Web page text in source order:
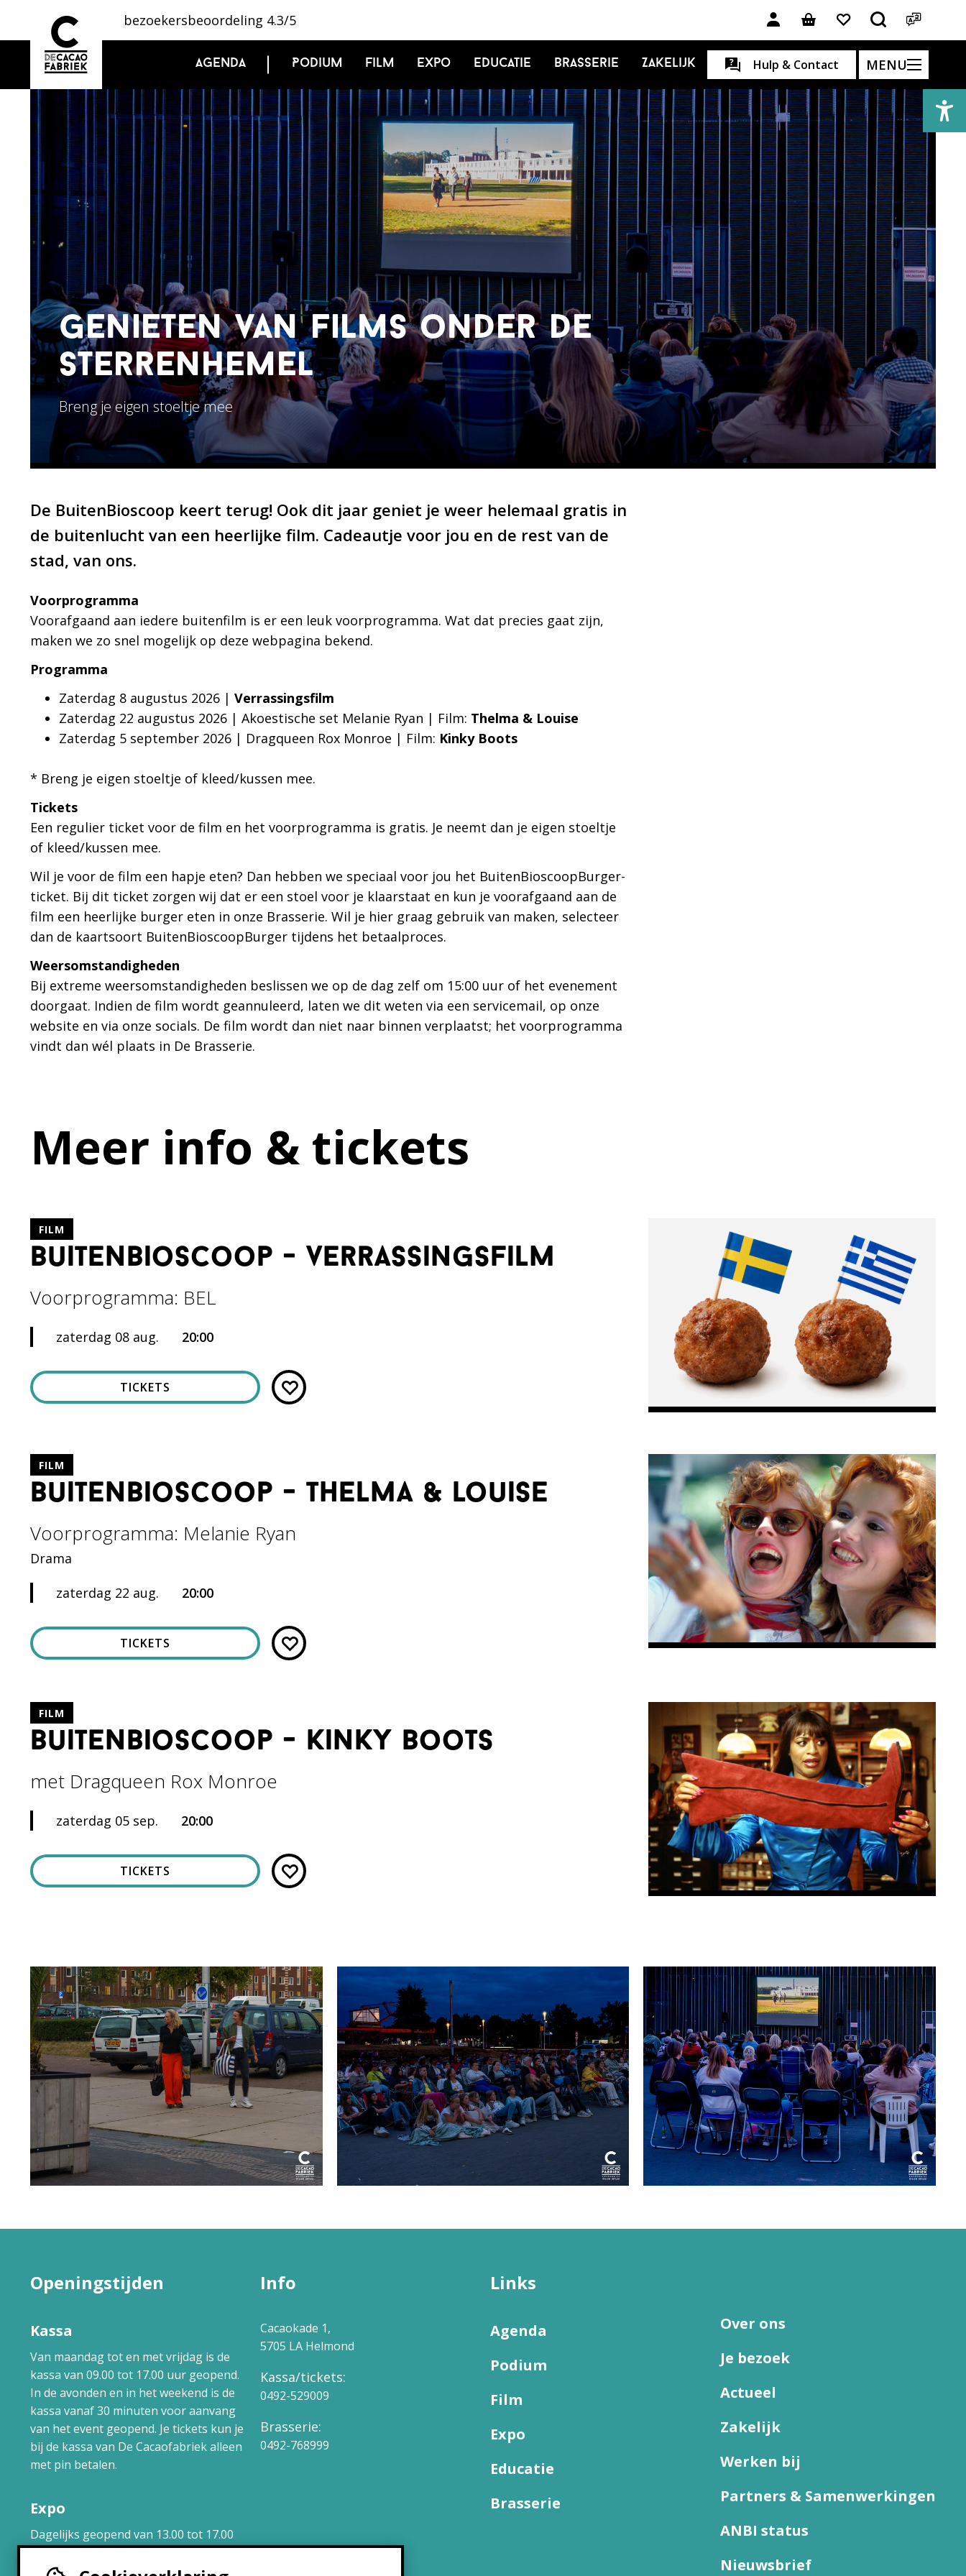
bezoekersbeoordeling 4.3/5
Agenda Podium Film Expo Educatie Brasserie Zakelijk Hulp & Contact MENU
genieten van films onder de
sterrenhemel
Breng je eigen stoeltje mee
De BuitenBioscoop keert terug! Ook dit jaar geniet je weer helemaal gratis in
de buitenlucht van een heerlijke film. Cadeautje voor jou en de rest van de
stad, van ons.
Voorprogramma
Voorafgaand aan iedere buitenfilm is er een leuk voorprogramma. Wat dat precies gaat zijn,
maken we zo snel mogelijk op deze webpagina bekend.
Programma
Zaterdag 8 augustus 2026 | Verrassingsfilm
Zaterdag 22 augustus 2026 | Akoestische set Melanie Ryan | Film: Thelma & Louise
Zaterdag 5 september 2026 | Dragqueen Rox Monroe | Film: Kinky Boots
* Breng je eigen stoeltje of kleed/kussen mee.
Tickets
Een regulier ticket voor de film en het voorprogramma is gratis. Je neemt dan je eigen stoeltje
of kleed/kussen mee.
Wil je voor de film een hapje eten? Dan hebben we speciaal voor jou het BuitenBioscoopBurger-
ticket. Bij dit ticket zorgen wij dat er een stoel voor je klaarstaat en kun je voorafgaand aan de
film een heerlijke burger eten in onze Brasserie. Wil je hier graag gebruik van maken, selecteer
dan de kaartsoort BuitenBioscoopBurger tijdens het betaalproces.
Weersomstandigheden
Bij extreme weersomstandigheden beslissen we op de dag zelf om 15:00 uur of het evenement
doorgaat. Indien de film wordt geannuleerd, laten we dit weten via een servicemail, op onze
website en via onze socials. De film wordt dan niet naar binnen verplaatst; het voorprogramma
vindt dan wél plaats in De Brasserie.
Meer info & tickets
buitenbioscoop - verrassingsfilm
Voorprogramma: BEL
FILM
zaterdag 08 aug. 20:00
TICKETS
buitenbioscoop - thelma & louise
Voorprogramma: Melanie Ryan
Drama
FILM
zaterdag 22 aug. 20:00
TICKETS
buitenbioscoop - kinky boots
met Dragqueen Rox Monroe
FILM
zaterdag 05 sep. 20:00
TICKETS
Openingstijden
Kassa
Van maandag tot en met vrijdag is de
kassa van 09.00 tot 17.00 uur geopend.
In de avonden en in het weekend is de
kassa vanaf 30 minuten voor aanvang
van het event geopend. Je tickets kun je
bij de kassa van De Cacaofabriek alleen
met pin betalen.
Expo
Dagelijks geopend van 13.00 tot 17.00
uur.
Info
Cacaokade 1,
5705 LA Helmond
Kassa/tickets:
0492-529009
Brasserie:
0492-768999
Links
Agenda
Podium
Film
Expo
Educatie
Brasserie
Over ons
Je bezoek
Actueel
Zakelijk
Werken bij
Partners & Samenwerkingen
ANBI status
Nieuwsbrief